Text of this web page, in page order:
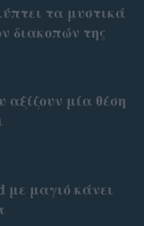
τα μυστικά
διακοπών της
αξίζουν μία θέση
με μαγιό κάνει